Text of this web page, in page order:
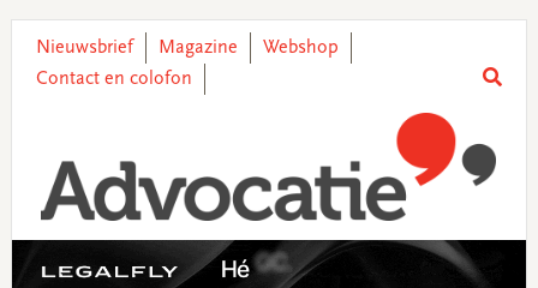
primary
main
primary
footer
Nieuwsbrief Magazine
Webshop
Contact en colofon